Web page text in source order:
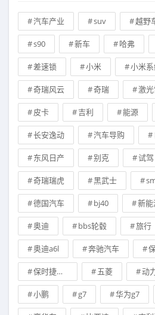
汽车产业 suv 越野
s90 新车 哈弗
差速锁 小米 小米
奇瑞风云 奇瑞 激
皮卡 吉利 能源
长安逸动 汽车导购
东风日产 别克 试驾
奇瑞瑞虎 黑武士
德国汽车 bj40 新能源
奥迪 bbs轮毂 旅行
奥迪a6l 奔驰汽车
保时捷卡宴 五菱 动
小鹏 g7 华为g7